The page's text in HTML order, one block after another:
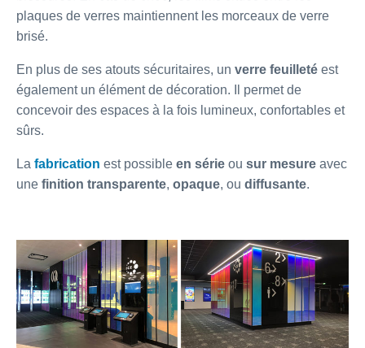
plaques de verres maintiennent les morceaux de verre
brisé.
En plus de ses atouts sécuritaires, un verre feuilleté est
également un élément de décoration. Il permet de
concevoir des espaces à la fois lumineux, confortables et
sûrs.
La fabrication est possible en série ou sur mesure avec
une finition transparente, opaque, ou diffusante.